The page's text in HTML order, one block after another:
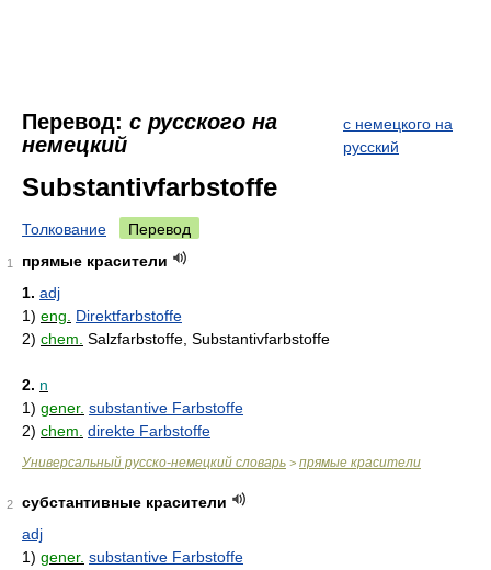
Перевод: с русского на
немецкий
с немецкого на
русский
Substantivfarbstoffe
Толкование Перевод
1
прямые красители
1. adj
1) eng.
Direktfarbstoffe
2) chem. Salzfarbstoffe, Substantivfarbstoffe
2. n
1) gener. substantive Farbstoffe
2) chem. direkte Farbstoffe
Универсальный русско-немецкий словарь > прямые красители
2
субстантивные красители
adj
1) gener. substantive Farbstoffe